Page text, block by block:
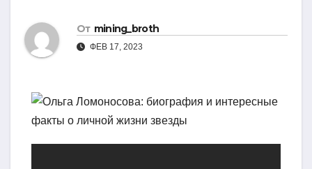
От mining_broth
ФЕВ 17, 2023